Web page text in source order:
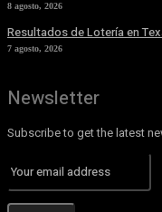
8 agosto, 2026
Resultados de Lotería en
7 agosto, 2026
Newsletter
Subscribe to get the latest